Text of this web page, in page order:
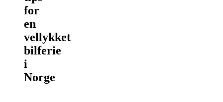
for
en
vellykket
bilferie
i
Norge